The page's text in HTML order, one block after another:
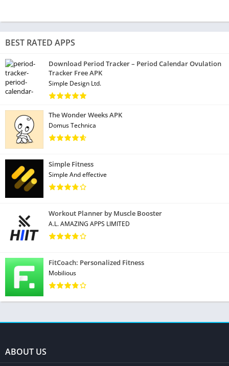
BEST RATED APPS
Download Period Tracker – Period Calendar Ovulation
Tracker Free APK
Simple Design Ltd.
The Wonder Weeks APK
Domus Technica
Simple Fitness
Simple And effective
Workout Planner by Muscle Booster
A.L. AMAZING APPS LIMITED
FitCoach: Personalized Fitness
Mobilious
ABOUT US